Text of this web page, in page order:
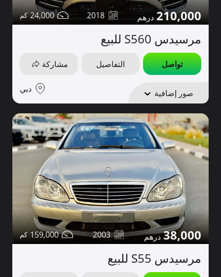
210,000
2018
24,000
مرسيدس S560 للبيع
تواصل التفاصيل مشاركة
صور إضافية دبي
38,000
2003
159,000
مرسيدس S55 للبيع